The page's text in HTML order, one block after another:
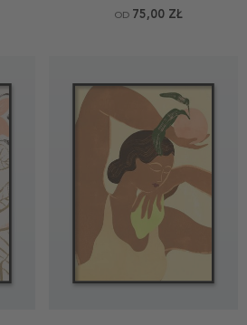
OD 75,00 ZŁ